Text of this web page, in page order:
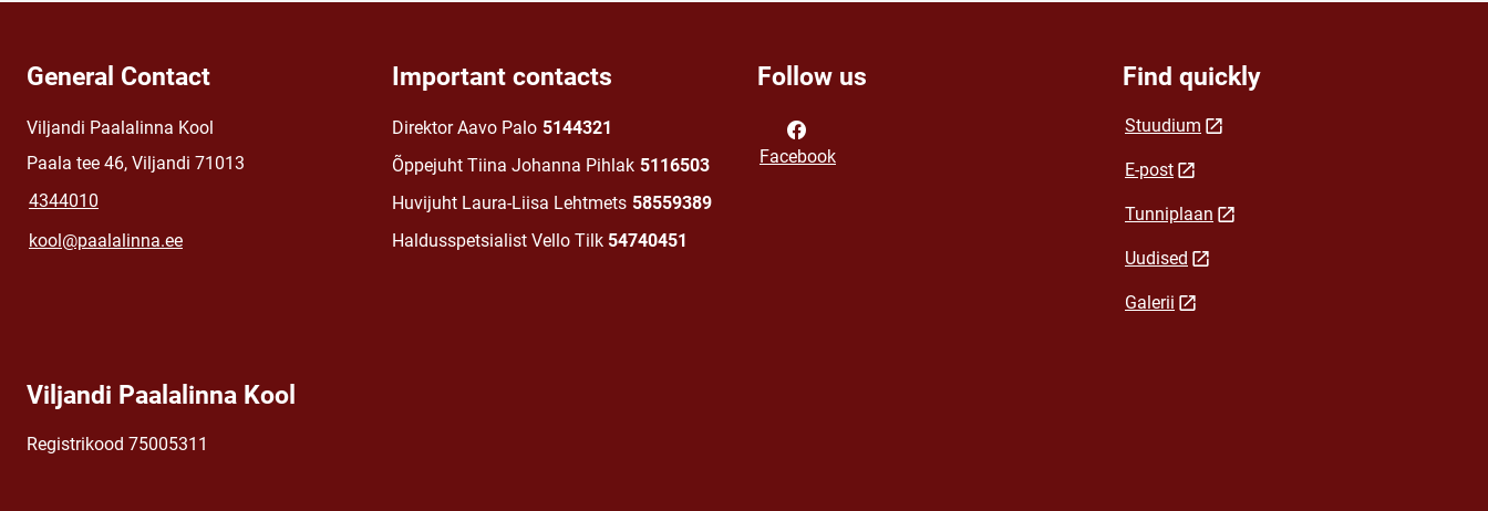
General Contact
Viljandi Paalalinna Kool
Paala tee 46, Viljandi 71013
4344010
kool@paalalinna.ee
Important contacts
Direktor Aavo Palo 5144321
Õppejuht Tiina Johanna Pihlak 5116503
Huvijuht Laura-Liisa Lehtmets 58559389
Haldusspetsialist Vello Tilk 54740451
Follow us
Facebook
Find quickly
Stuudium
E-post
Tunniplaan
Uudised
Galerii
Viljandi Paalalinna Kool
Registrikood 75005311